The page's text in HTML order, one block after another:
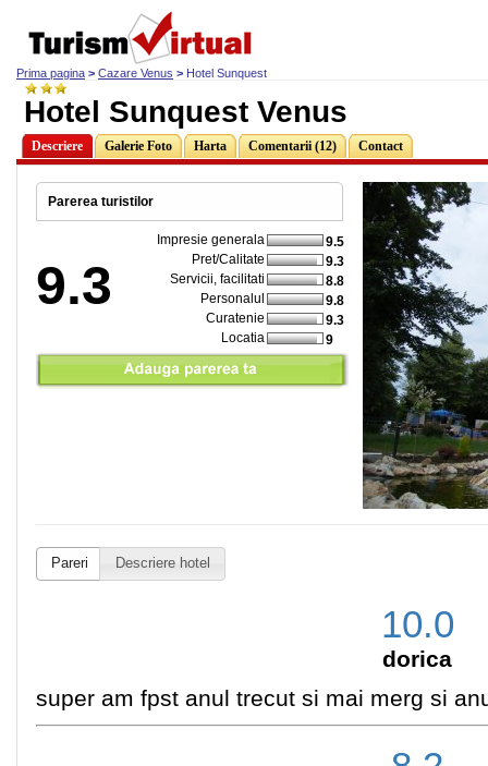
Prima pagina > Cazare Venus > Hotel Sunquest
Hotel Sunquest Venus
Descriere Galerie Foto Harta Comentarii (12) Contact
Parerea turistilor
9.3
Impresie generala
9.5
Pret/Calitate
9.3
Servicii, facilitati
8.8
Personalul
9.8
Curatenie
9.3
Locatia
9
Pareri Descriere hotel
10.0
dorica
super am fpst anul trecut si mai merg si